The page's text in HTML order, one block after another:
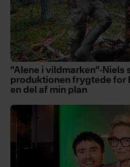
”Alene i vildmarken”-Niels
produktionen frygtede for
en del af min plan